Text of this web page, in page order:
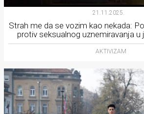
21.11.2025.
Strah me da se vozim kao nekada:
protiv seksualnog uznemiravanja u
AKTIVIZAM